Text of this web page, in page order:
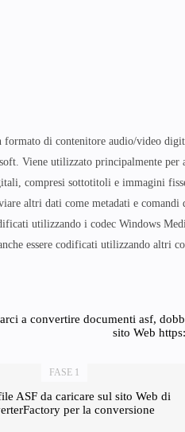
formato di contenitore audio/video
Viene utilizzato principalmente per
compresi sottotitoli e immagini
altri dati come metadati e
utilizzando i codec Windows
essere codificati utilizzando altri
a convertire documenti asf,
sito Web
FASE 1
ASF da caricare sul sito Web di
per la conversione